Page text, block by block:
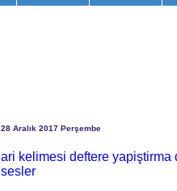
28 Aralık 2017 Perşembe
ari kelimesi deftere yapiştirma
sesler